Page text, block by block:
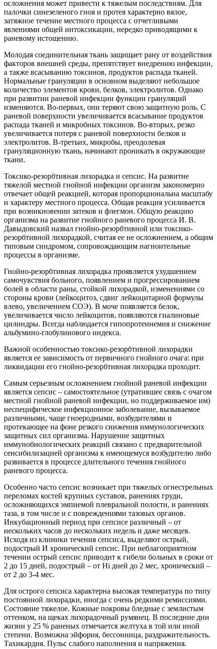
осложнения может привести к тяжелым последствиям. Для
палочки синезеленого гноя и протея характерно вялое,
затяжное течение местного процесса с отчетливыми
явлениями общей интоксикации, нередко приводящими к
раневому истощению.
Молодая соединительная ткань защищает рану от воздействия
факторов внешней среды, препятствует внедрению инфекции,
а также всасыванию токсинов, продуктов распада тканей.
Нормальные грануляции в основном выделяют небольшое
количество элементов крови, белков, электролитов. Однако
при развитии раневой инфекции функции грануляций
изменяются. Во-первых, они теряют свою защитную роль. С
раневой поверхности увеличивается всасывание продуктов
распада тканей и микробных токсинов. Во-вторых, резко
увеличивается потеря с раневой поверхности белков и
электролитов. В-третьих, микробы, преодолевая
грануляционную ткань, начинают проникать в окружающие
ткани.
Токсико-резорбтивная лихорадка и сепсис. На развитие
тяжелой местной гнойной инфекции организм закономерно
отвечает общей реакцией, которая пропорциональна масштабу
и характеру местного процесса. Общая реакция усиливается
при возникновении затеков и флегмон. Общую реакцию
организма на развитие гнойного раневого процесса И. В.
Давыдовский назвал гнойно-резорбтивной или токсико-
резорбтивной лихорадкой, считая ее не осложнением, а общим
типовым синдромом, сопровождающим нагноительные
процессы в организме.
Гнойно-резорбтивная лихорадка проявляется ухудшением
самочувствия больного, появлением и прогрессированием
болей в области раны, стойкой лихорадкой, изменениями со
стороны крови (лейкоцитоз, сдвиг лейкоцитарной формулы
влево, увеличением СОЭ). В моче появляется белок,
увеличивается число лейкоцитов, появляются гиалиновые
цилиндры. Всегда наблюдается гипопротеинемия и снижение
альбумино-глобулинового индекса.
Важной особенностью токсико-резорбтивной лихорадки
является ее зависимость от первичного гнойного очага: при
ликвидации его гнойно-резорбтивная лихорадка проходит.
Самым серьезным осложнением гнойной раневой инфекции
является сепсис – самостоятельное (утратившее связь с очагом
местной гнойной раневой инфекции, но поддерживаемое им)
неспецифическое инфекционное заболевание, вызываемое
различными, чаще гноеродными, возбудителями и
протекающее на фоне резкого снижения иммунологических
защитных сил организма. Нарушение защитных
иммунобиологических реакций связано с предварительной
сенсибилизацией организма к имеющемуся возбудителю либо
развивается в процессе длительного течения гнойного
раневого процесса.
Особенно часто сепсис возникает при тяжелых огнестрельных
переломах костей крупных суставов, ранениях груди,
осложняющихся эмпиемой плевральной полости, и ранениях
таза, в том числе и с повреждениями тазовых органов.
Инкубационный период при сепсисе различный – от
нескольких часов до нескольких недель и даже месяцев.
Исходя из клиники течения сепсиса, выделяют острый,
подострый И хронический сепсис. При неблагоприятном
течении острый сепсис приводит к гибели больных в сроки от
2 до 15 дней, подострый – от Hi дней до 2 мес, хронический –
от 2 до 3-4 мес.
Для острого сепсиса характерна высокая температура по типу
постоянной лихорадки, иногда с очень редкими ремиссиями.
Состояние тяжелое. Кожные покровы бледные с землистым
оттенком, на щеках лихорадочный румянец. В последние дни
жизни у 25 % раненых отмечается желтуха в той или иной
степени. Возможна эйфория, бессонница, раздражительность.
Тахикардия. Пульс слабого наполнения и напряжения.